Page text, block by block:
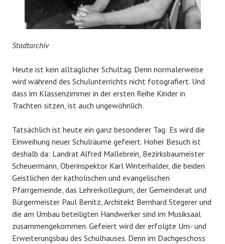
Stadtarchiv
Heute ist kein alltäglicher Schultag. Denn normalerweise
wird während des Schulunterrichts nicht fotografiert. Und
dass im Klassenzimmer in der ersten Reihe Kinder in
Trachten sitzen, ist auch ungewöhnlich.
Tatsächlich ist heute ein ganz besonderer Tag: Es wird die
Einweihung neuer Schulräume gefeiert. Hoher Besuch ist
deshalb da: Landrat Alfred Mallebrein, Bezirksbaumeister
Scheuermann, Oberinspektor Karl Winterhalder, die beiden
Geistlichen der katholischen und evangelischen
Pfarrgemeinde, das Lehrerkollegium, der Gemeinderat und
Bürgermeister Paul Benitz, Architekt Bernhard Stegerer und
die am Umbau beteiligten Handwerker sind im Musiksaal
zusammengekommen. Gefeiert wird der erfolgte Um- und
Erweiterungsbau des Schulhauses. Denn im Dachgeschoss